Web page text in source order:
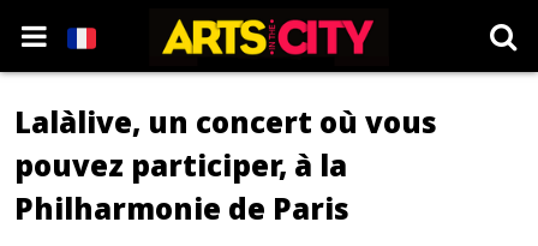
Lalàlive, un concert où vous
pouvez participer, à la
Philharmonie de Paris